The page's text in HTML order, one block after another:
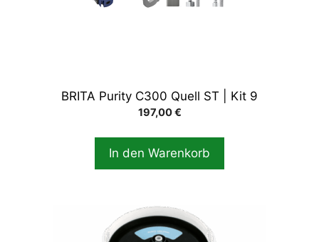
BRITA Purity C300 Quell ST | Kit 9
197,00€
In den Warenkorb